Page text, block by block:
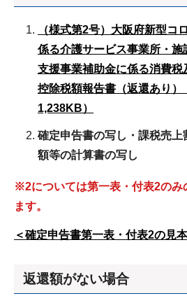
（様式第2号）大阪府新型コ
係る介護サービス事業所・
支援事業補助金に係る消費税
控除税額報告書（返還あり）
1,238KB）
確定申告書の写し・課税売
額等の計算書の写し
※2については第一表・付表2のみ
ます。
＜確定申告書第一表・付表2の見
返還額がない場合